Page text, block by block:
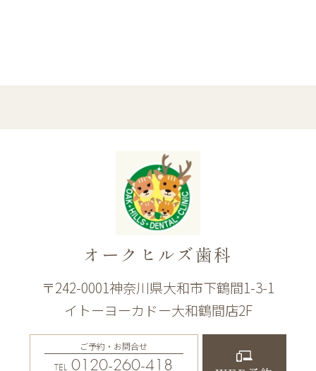
オークヒルズ歯科
〒242-0001神奈川県大和市下鶴間1-3-1
イトーヨーカドー大和鶴間店2F
ご予約・お問合せ
TEL 0120-260-418